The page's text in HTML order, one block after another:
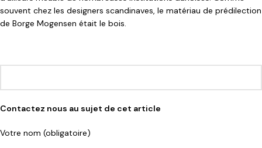
souvent chez les designers scandinaves, le matériau de prédilection
de Borge Mogensen était le bois.
Contactez nous au sujet de cet article
Votre nom (obligatoire)